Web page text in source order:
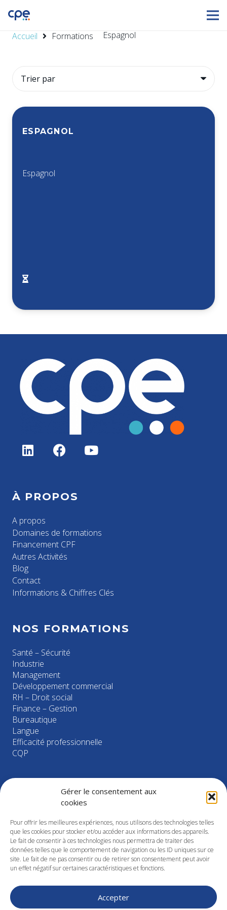
Gérer le consentement aux
cookies
Pour offrir les meilleures expériences, nous utilisons des technologies telles
que les cookies pour stocker et/ou accéder aux informations des appareils.
Le fait de consentir à ces technologies nous permettra de traiter des
données telles que le comportement de navigation ou les ID uniques sur ce
site. Le fait de ne pas consentir ou de retirer son consentement peut avoir
un effet négatif sur certaines caractéristiques et fonctions.
Accepter
Accueil Formations Espagnol
ESPAGNOL
Espagnol
À PROPOS
A propos
Domaines de formations
Financement CPF
Autres Activités
Blog
Contact
Informations & Chiffres Clés
NOS FORMATIONS
Santé – Sécurité
Industrie
Management
Développement commercial
RH – Droit social
Finance – Gestion
Bureautique
Langue
Efficacité professionnelle
CQP
NOS COORDONNÉES
Zone d’Activités Esprit 1
14 rue Isaac NEWTON
18000 BOURGES